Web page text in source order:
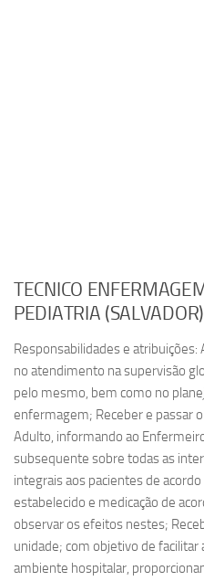
TECNICO
PEDIATRIA (SALVADOR)
Responsabilidades e
no atendimento na supervisão
pelo mesmo, bem como no
enfermagem; Receber e passar
Adulto, informando ao
subsequente sobre todas as
integrais aos pacientes de
estabelecido e medicação de
observar os efeitos nestes;
unidade; com objetivo de facilitar
ambiente hospitalar,